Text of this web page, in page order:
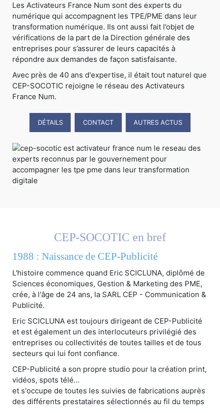
Les Activateurs France Num sont des experts du
numérique qui accompagnent les TPE/PME dans leur
transformation numérique. Ils ont aussi fait l’objet de
vérifications de la part de la Direction générale des
entreprises pour s’assurer de leurs capacités à
répondre aux demandes de façon satisfaisante.
Avec près de 40 ans d'expertise, il était tout naturel que
CEP-SOCOTIC rejoigne le réseau des Activateurs
France Num.
DÉTAILS CONTACT AUTRES ACTUS
CEP-SOCOTIC en bref
1988 : Naissance de CEP-Publicité
L'histoire commence quand Eric SCICLUNA, diplômé de
Sciences économiques, Gestion & Marketing des PME,
crée, à l'âge de 24 ans, la SARL CEP - Communication &
Publicité.
Eric SCICLUNA est toujours dirigeant de CEP-Publicité
et est également un des interlocuteurs privilégié des
entreprises ou collectivités de toutes tailles et de tous
secteurs qui lui font confiance.
CEP-Publicité a son propre studio pour la création print,
vidéos, spots télé...
et s'occupe de toutes les suivies de fabrications auprès
des différents prestataires sélectionnés au fil du temps